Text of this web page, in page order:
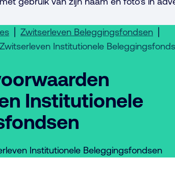
Zwitserleven Beleggingsfondsen
Institutionele
Institutionele
Institutionele Beleggingsfondsen